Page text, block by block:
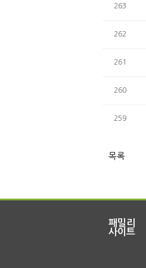
263
262
261
260
259
목록
패밀리
사이트